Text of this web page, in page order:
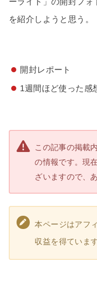
を紹介しようと思う。
開封レポート
1週間ほど使った感
この記事の掲載
の情報です。現
ざいますので、
本ページはアフ
収益を得ています